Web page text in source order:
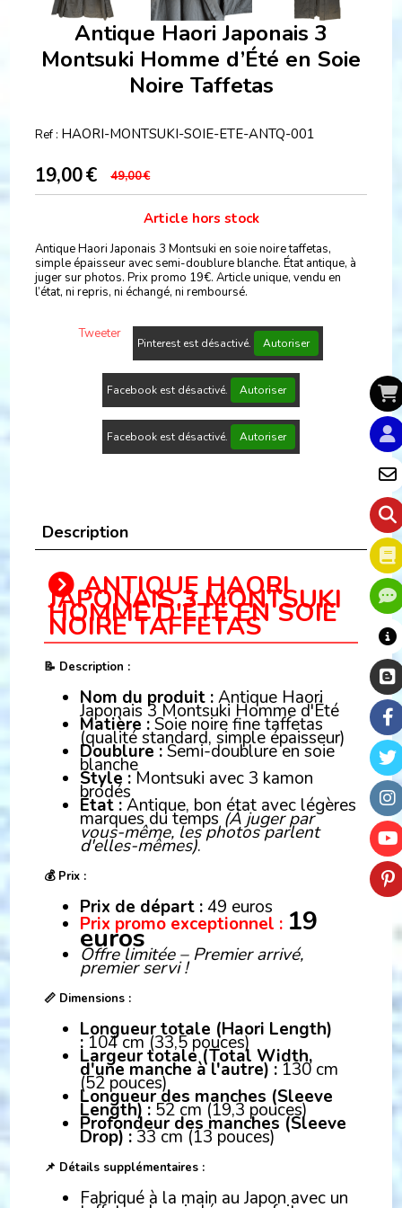
Antique Haori Japonais 3
Montsuki Homme d’Été en Soie
Noire Taffetas
Ref : HAORI-MONTSUKI-SOIE-ETE-ANTQ-001
19,00€ 49,00€
Article hors stock
Antique Haori Japonais 3 Montsuki en soie noire taffetas,
simple épaisseur avec semi-doublure blanche. État antique, à
juger sur photos. Prix promo 19€. Article unique, vendu en
l’état, ni repris, ni échangé, ni remboursé.
Tweeter
Pinterest est désactivé. Autoriser
Facebook est désactivé. Autoriser
Facebook est désactivé. Autoriser
Description
ANTIQUE HAORI
JAPONAIS 3 MONTSUKI
HOMME D'ÉTÉ EN SOIE
NOIRE TAFFETAS
📝 Description :
Nom du produit :Antique Haori
Japonais 3 Montsuki Homme d'Été
Matière :Soie noire fine taffetas
(qualité standard, simple épaisseur)
Doublure :Semi-doublure en soie
blanche
Style : Montsuki avec 3 kamon
brodés
État :Antique, bon état avec légères
marques du temps(À juger par
vous-même, les photos parlent
d'elles-mêmes).
💰 Prix :
Prix de départ :49 euros
Prix promo exceptionnel : 19
euros
Offre limitée – Premier arrivé,
premier servi !
📏 Dimensions :
Longueur totale (Haori Length)
: 104 cm (33,5 pouces)
Largeur totale (Total Width,
d'une manche à l'autre) : 130 cm
(52 pouces)
Longueur des manches (Sleeve
Length) : 52 cm (19,3 pouces)
Profondeur des manches (Sleeve
Drop) : 33 cm (13 pouces)
📌 Détails supplémentaires :
Fabriqué à la main au Japon avec un